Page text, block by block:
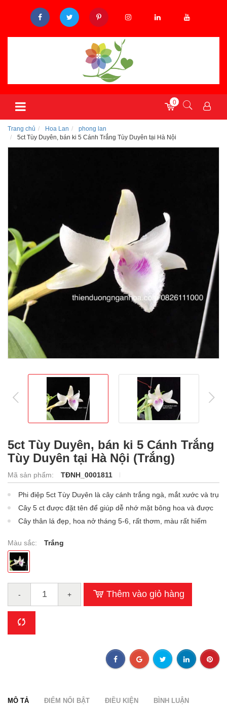
0
Trang chủ Hoa Lan
phong lan
5ct Tùy Duyên, bán ki 5 Cánh Trắng Tùy Duyên tại Hà Nội
5ct Tùy Duyên, bán ki 5 Cánh Trắng
Tùy Duyên tại Hà Nội (Trắng)
Mã sản phẩm: TĐNH_0001811
Phi điệp 5ct Tùy Duyên là cây cánh trắng ngà, mắt xước và trụ
Cây 5 ct được đặt tên để giúp dễ nhớ mặt bông hoa và được
Cây thân lá đẹp, hoa nở tháng 5-6, rất thơm, màu rất hiếm
Màu sắc:
Trắng
- + Thêm vào giỏ hàng
MÔ TẢ ĐIỂM NỔI BẬT ĐIỀU KIỆN BÌNH LUẬN